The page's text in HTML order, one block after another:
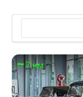
7 км